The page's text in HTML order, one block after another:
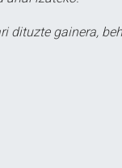
dituzte gainera,